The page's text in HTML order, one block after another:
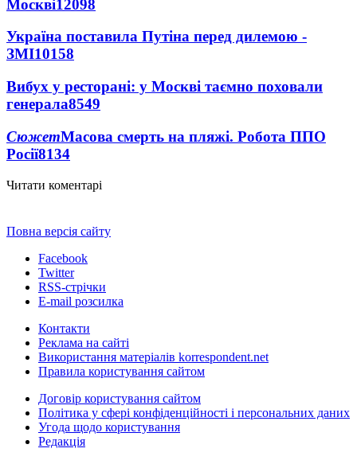
Москві12098
Україна поставила Путіна перед дилемою -
ЗМІ10158
Вибух у ресторані: у Москві таємно поховали
генерала8549
СюжетМасова смерть на пляжі. Робота ППО
Росії8134
Читати коментарі
Повна версія сайту
Facebook
Twitter
RSS-стрічки
E-mail розсилка
Контакти
Реклама на сайті
Використання матеріалів korrespondent.net
Правила користування сайтом
Договір користування сайтом
Політика у сфері конфіденційності і персональних даних
Угода щодо користування
Редакція